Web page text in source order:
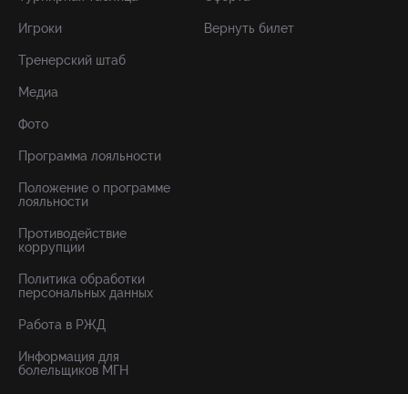
Игроки
Тренерский штаб
Медиа
Фото
Программа лояльности
Положение о программе
лояльности
Противодействие
коррупции
Политика обработки
персональных данных
Работа в РЖД
Информация для
болельщиков МГН
Вернуть билет